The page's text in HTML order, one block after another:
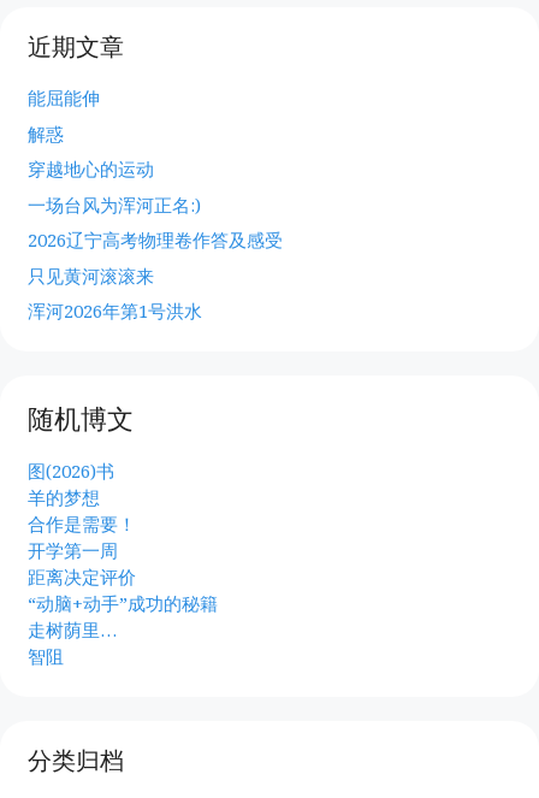
近期文章
能屈能伸
解惑
穿越地心的运动
一场台风为浑河正名:)
2026辽宁高考物理卷作答及感受
只见黄河滚滚来
浑河2026年第1号洪水
随机博文
图(2026)书
羊的梦想
合作是需要！
开学第一周
距离决定评价
“动脑+动手”成功的秘籍
走树荫里…
智阻
分类归档